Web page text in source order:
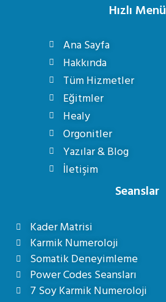
Hızlı Menü
Ana Sayfa
Hakkında
Tüm Hizmetler
Eğitmler
Healy
Orgonitler
Yazılar & Blog
İletişim
Seanslar
Kader Matrisi
Karmik Numeroloji
Somatik Deneyimleme
Power Codes Seansları
7 Soy Karmik Numeroloji